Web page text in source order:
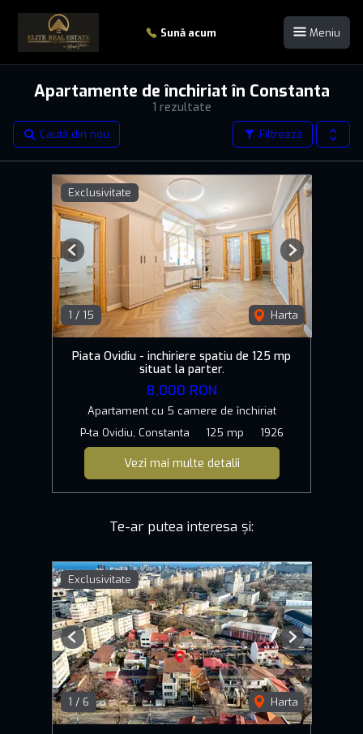
Sună acum Meniu
1 rezultate
Apartamente de închiriat în Constanta
Filtrează
Caută din nou
Exclusivitate
1 / 15 Harta
Previous Next
Piata Ovidiu - inchiriere spatiu de 125 mp
situat la parter.
8,000 RON
Apartament cu 5 camere de închiriat
P-ta Ovidiu, Constanta
125 mp 1926
Vezi mai multe detalii
Te-ar putea interesa și:
Exclusivitate
1 / 6 Harta
Previous Next